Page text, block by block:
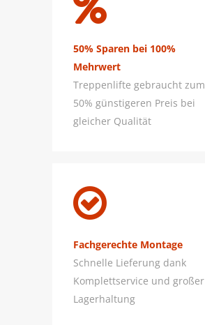
50% Sparen bei 100%
Mehrwert
Treppenlifte gebraucht zum
50% günstigeren Preis bei
gleicher Qualität
Fachgerechte Montage
Schnelle Lieferung dank
Komplettservice und großer
Lagerhaltung